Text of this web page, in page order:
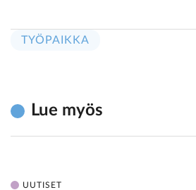
TYÖPAIKKA
Lue myös
UUTISET